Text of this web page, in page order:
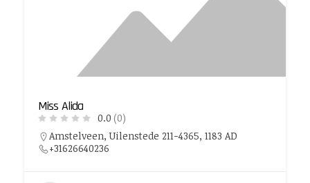
Miss Alida
0.0 (0)
Amstelveen, Uilenstede 211-4365, 1183 AD
+31626640236